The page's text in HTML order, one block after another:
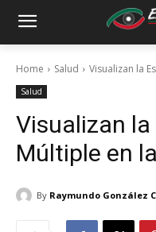
Home Salud Visualizan la
Salud
Visualizan
Múltiple en
By Raymundo González